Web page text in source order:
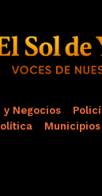
Negocios
Municipios